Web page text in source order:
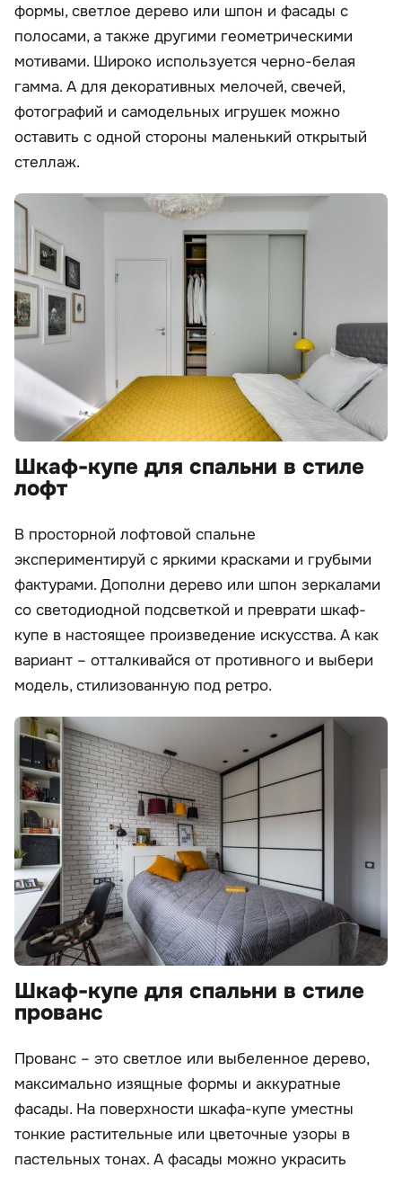
формы, светлое дерево или шпон и фасады с
полосами, а также другими геометрическими
мотивами. Широко используется черно-белая
гамма. А для декоративных мелочей, свечей,
фотографий и самодельных игрушек можно
оставить с одной стороны маленький открытый
стеллаж.
Шкаф-купе для спальни в стиле
лофт
В просторной лофтовой спальне
экспериментируй с яркими красками и грубыми
фактурами. Дополни дерево или шпон зеркалами
со светодиодной подсветкой и преврати шкаф-
купе в настоящее произведение искусства. А как
вариант – отталкивайся от противного и выбери
модель, стилизованную под ретро.
Шкаф-купе для спальни в стиле
прованс
Прованс – это светлое или выбеленное дерево,
максимально изящные формы и аккуратные
фасады. На поверхности шкафа-купе уместны
тонкие растительные или цветочные узоры в
пастельных тонах. А фасады можно украсить